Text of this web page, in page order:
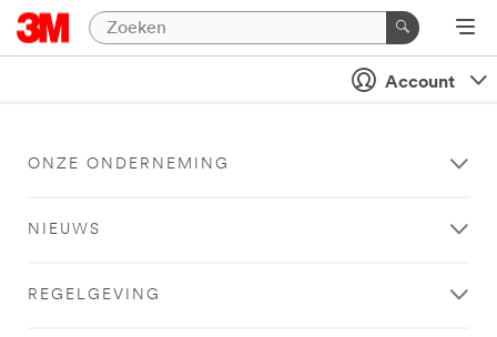
Account
ONZE ONDERNEMING
NIEUWS
REGELGEVING